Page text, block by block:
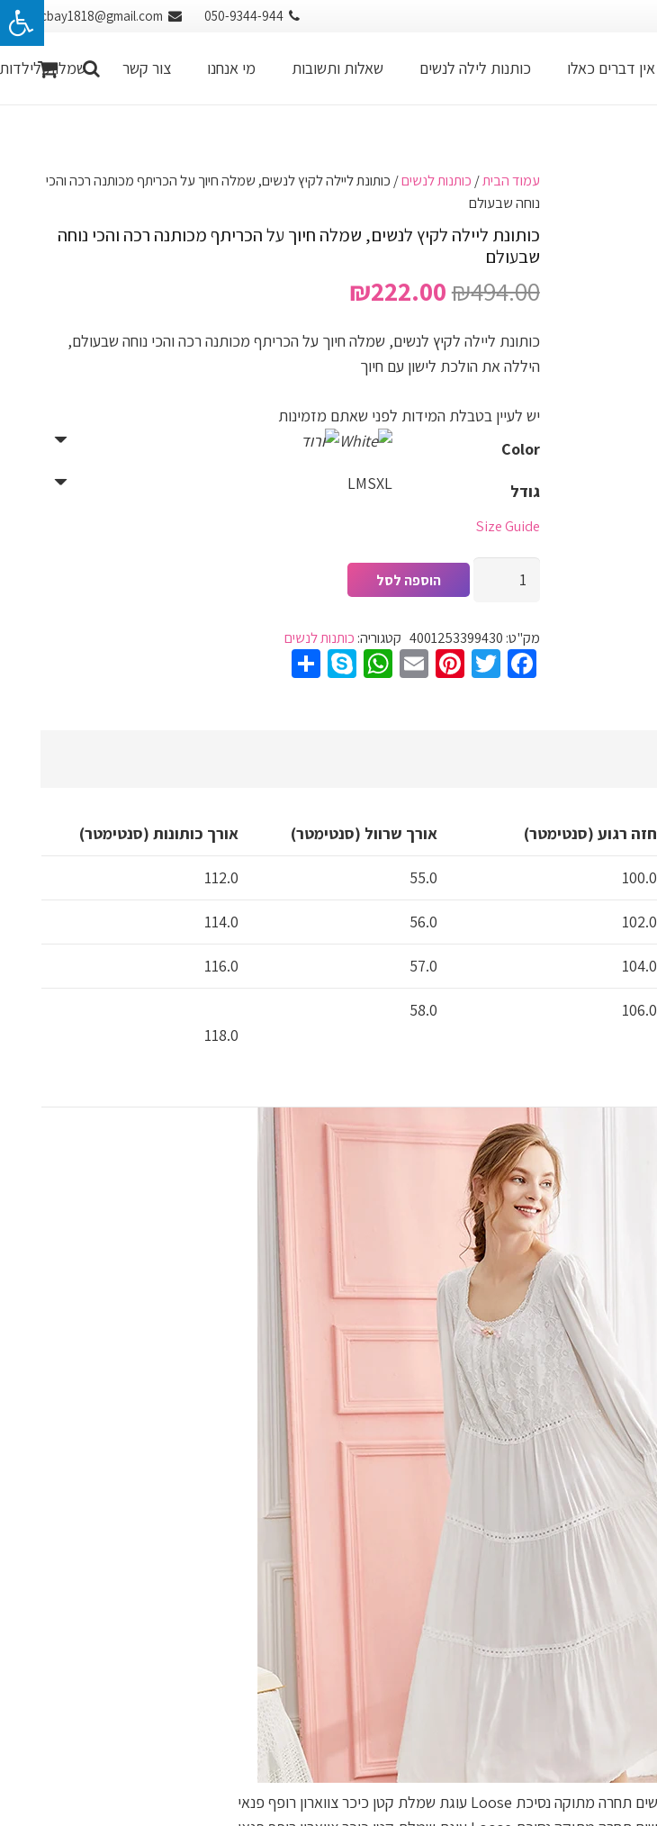
050-9344-944
cbay1818@gmail.com
אין דברים כאלו כותנות לילה לנשים שאלות ותשובות מי אנחנו צור קשר שמלות
עמוד הבית/ כותנות לנשים/ כותונת ליילה לקיץ לנשים, שמלה חיוך על הכריתף מכותנה רכה והכי
נוחה שבעולם
כותונת ליילה לקיץ לנשים, שמלה חיוך על הכריתף מכותנה רכה והכי נוחה
שבעולם
₪494.00 המחיר
היה:
₪494.00.
₪222.00
הוא:
כותונת ליילה לקיץ לנשים, שמלה חיוך על הכריתף מכותנה רכה והכי נוחה שבעולם,
היללה את הולכת לישון עם חיוך
יש לעיין בטבלת המידות לפני שאתם מזמינות
Color
גודל LMSXL
Size Guide
ליילה
לקיץ
רכה
הוספה לסל
מק"ט: 4001253399430 קטגוריה: כותנות לנשים
Facebook
Twitter
Pinterest
Email
WhatsApp
Skype
חזה רגוע (סנטימטר) אורך שרוול (סנטימטר) אורך כותונות (סנטימטר)
100.0
55.0
112.0
102.0
56.0
114.0
104.0
57.0
116.0
106.0
58.0
118.0